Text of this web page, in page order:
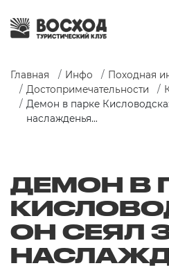
Главная Инфо
Походная
Достопримечательности
Демон в парке
наслажденья…
ДЕМОН В
ОН СЕЯЛ